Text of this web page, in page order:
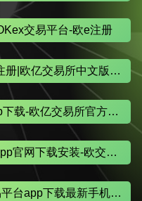
交易平台-欧e注册
欧交易所App下载-OK易欧官网注册|欧亿交易所中文版下载
欧e交易所app官网|oe交易所app下载-欧亿交易所官方网站
欧e下载_欧 易注册_OK交易所App官网下载安装-欧交易所平台
OE交易平台下载手机版-OE交易平台app下载最新手机客户端